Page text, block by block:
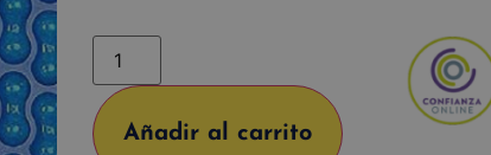
Añadir al carrito